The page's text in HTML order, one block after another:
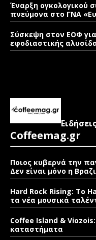
Έναρξη ογκολογικού
πνεύμονα στο ΓΝΑ
Σύσκεψη στον ΕΟΦ
εφοδιαστικής
Coffeemag.gr
Ποιος κυβερνά την
Δεν είναι μόνο η
Hard Rock Rising: Το
τα νέα μουσικά
Coffee Island &
καταστήματα